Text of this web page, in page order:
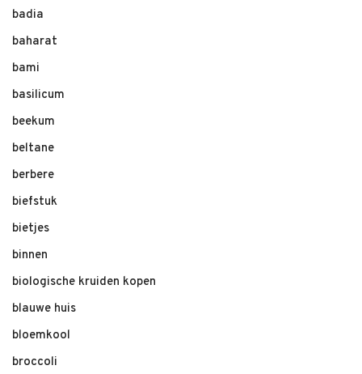
badia
baharat
bami
basilicum
beekum
beltane
berbere
biefstuk
bietjes
binnen
biologische kruiden kopen
blauwe huis
bloemkool
broccoli